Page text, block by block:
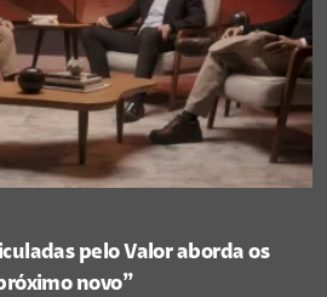
pelo Valor aborda os
novo”